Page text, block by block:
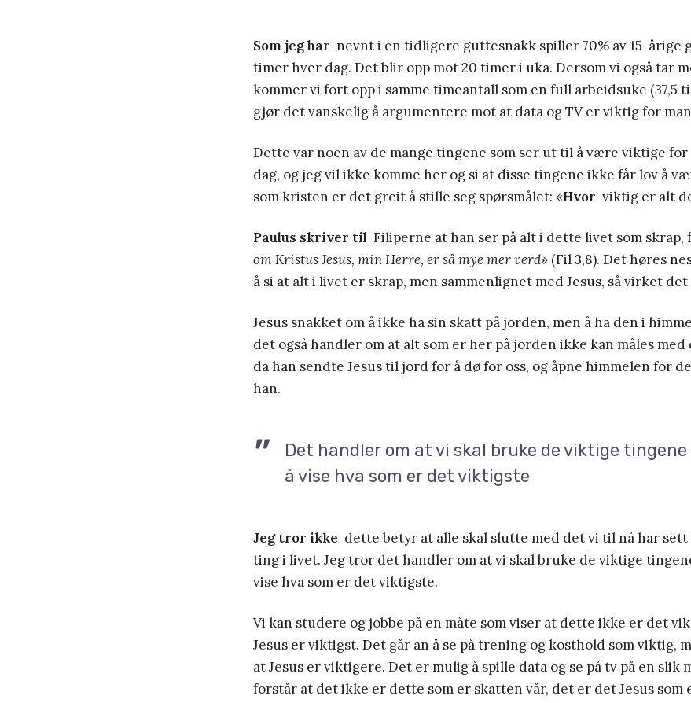
Som jeg har nevnt i en tidligere guttesnakk spiller 70% av 15-årige
timer hver dag. Det blir opp mot 20 timer i uka. Dersom vi også tar
kommer vi fort opp i samme timeantall som en full arbeidsuke (37,5
gjør det vanskelig å argumentere mot at data og TV er viktig for
Dette var noen av de mange tingene som ser ut til å være viktige
dag, og jeg vil ikke komme her og si at disse tingene ikke får lov å
som kristen er det greit å stille seg spørsmålet: «Hvor viktig er alt
Paulus skriver til Filiperne at han ser på alt i dette livet som skrap,
om Kristus Jesus, min Herre, er så mye mer verd» (Fil 3,8). Det høres
å si at alt i livet er skrap, men sammenlignet med Jesus, så virket det
Jesus snakket om å ikke ha sin skatt på jorden, men å ha den i
det også handler om at alt som er her på jorden ikke kan måles
da han sendte Jesus til jord for å dø for oss, og åpne himmelen for
han.
Det handler om at vi skal bruke de viktige
å vise hva som er det viktigste
Jeg tror ikke dette betyr at alle skal slutte med det vi til nå har sett
ting i livet. Jeg tror det handler om at vi skal bruke de viktige
vise hva som er det viktigste.
Vi kan studere og jobbe på en måte som viser at dette ikke er det
Jesus er viktigst. Det går an å se på trening og kosthold som viktig,
at Jesus er viktigere. Det er mulig å spille data og se på tv på en slik
forstår at det ikke er dette som er skatten vår, det er det Jesus som